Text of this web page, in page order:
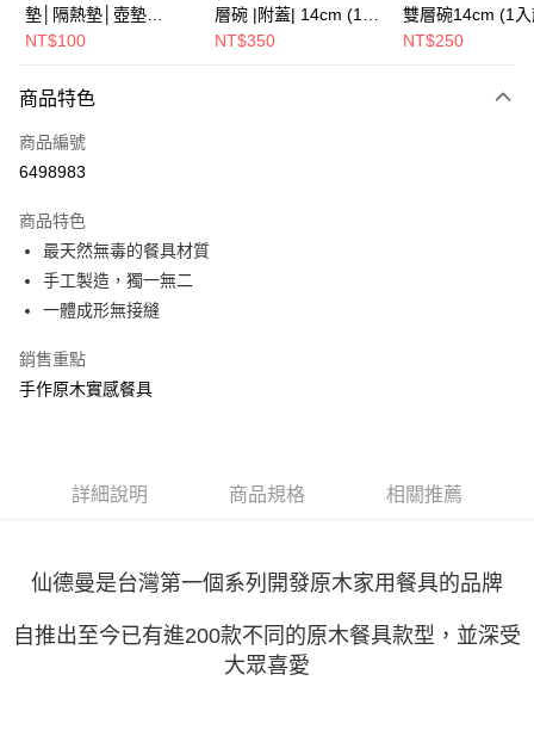
全盈+PAY
全家取貨（下單付款）後，現貨商品將於 3 個工作天內寄出
每筆NT$75，滿NT$1,199(含以上)免運費
7-11取貨（下單付款）後，現貨商品將於 3 個工作天內寄出
（不含訂購當天與例假日）
海外中華郵政配送 查看運費
墊│隔熱墊│壺墊
NT$100
層碗 |附蓋| 14cm (1入
散裝) SG0141
NT$350
雙層碗14cm (1
SG0140
NT$250
商品特色
商品編號
6498983
商品特色
最天然無毒的餐具材質
手工製造，獨一無二
一體成形無接縫
銷售重點
手作原木實感餐具
詳細說明 商品規格 相關推薦
仙德曼是台灣第一個系列開發原木家用餐具的品牌
自推出至今已有進200款不同的原木餐具款型，並深受
大眾喜愛